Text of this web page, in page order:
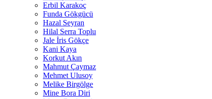
Erbil Karakoç
Funda Gökgücü
Hazal Seyran
Hilal Serra Toplu
Jale İris Gökçe
Kani Kaya
Korkut Akın
Mahmut Çaymaz
Mehmet Ulusoy
Melike Birgölge
Mine Bora Diri